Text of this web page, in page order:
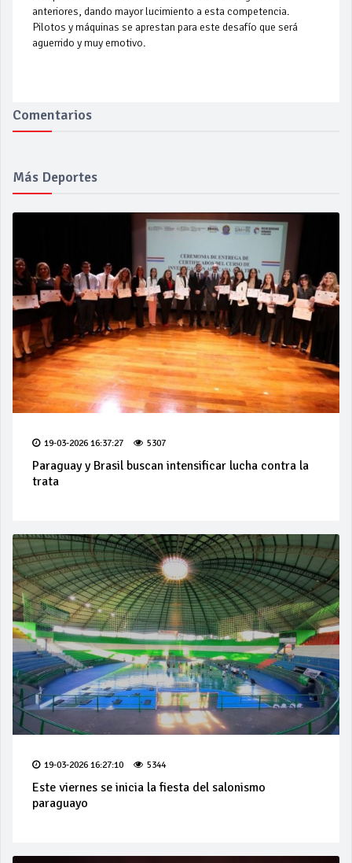
anteriores, dando mayor lucimiento a esta competencia.
Pilotos y máquinas se aprestan para este desafío que será
aguerrido y muy emotivo.
Comentarios
Más Deportes
19-03-2026 16:37:27 5307
Paraguay y Brasil buscan intensificar lucha contra la
trata
19-03-2026 16:27:10 5344
Este viernes se inicia la fiesta del salonismo
paraguayo